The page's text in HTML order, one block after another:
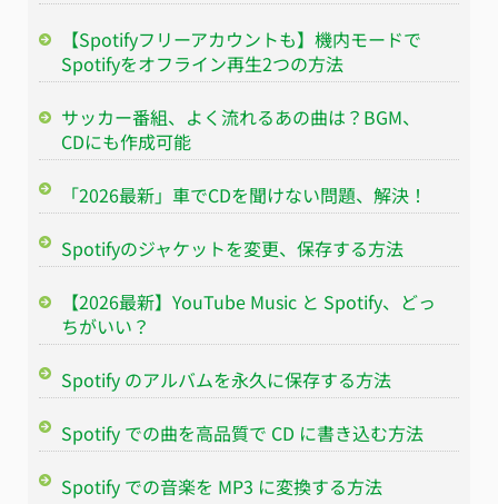
【Spotifyフリーアカウントも】機内モードで
Spotifyをオフライン再生2つの方法
サッカー番組、よく流れるあの曲は？BGM、
CDにも作成可能
「2026最新」車でCDを聞けない問題、解決！
Spotifyのジャケットを変更、保存する方法
【2026最新】YouTube Music と Spotify、どっ
ちがいい？
Spotify のアルバムを永久に保存する方法
Spotify での曲を高品質で CD に書き込む方法
Spotify での音楽を MP3 に変換する方法